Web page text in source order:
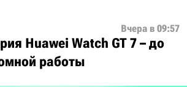
Вчера в 09:57
Huawei Watch GT 7 – до
работы